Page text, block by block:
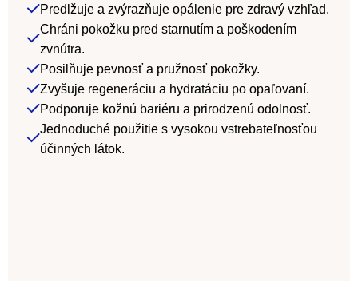
Predlžuje a zvýrazňuje opálenie pre zdravý vzhľad.
Chráni pokožku pred starnutím a poškodením
zvnútra.
Posilňuje pevnosť a pružnosť pokožky.
Zvyšuje regeneráciu a hydratáciu po opaľovaní.
Podporuje kožnú bariéru a prirodzenú odolnosť.
Jednoduché použitie s vysokou vstrebateľnosťou
účinných látok.